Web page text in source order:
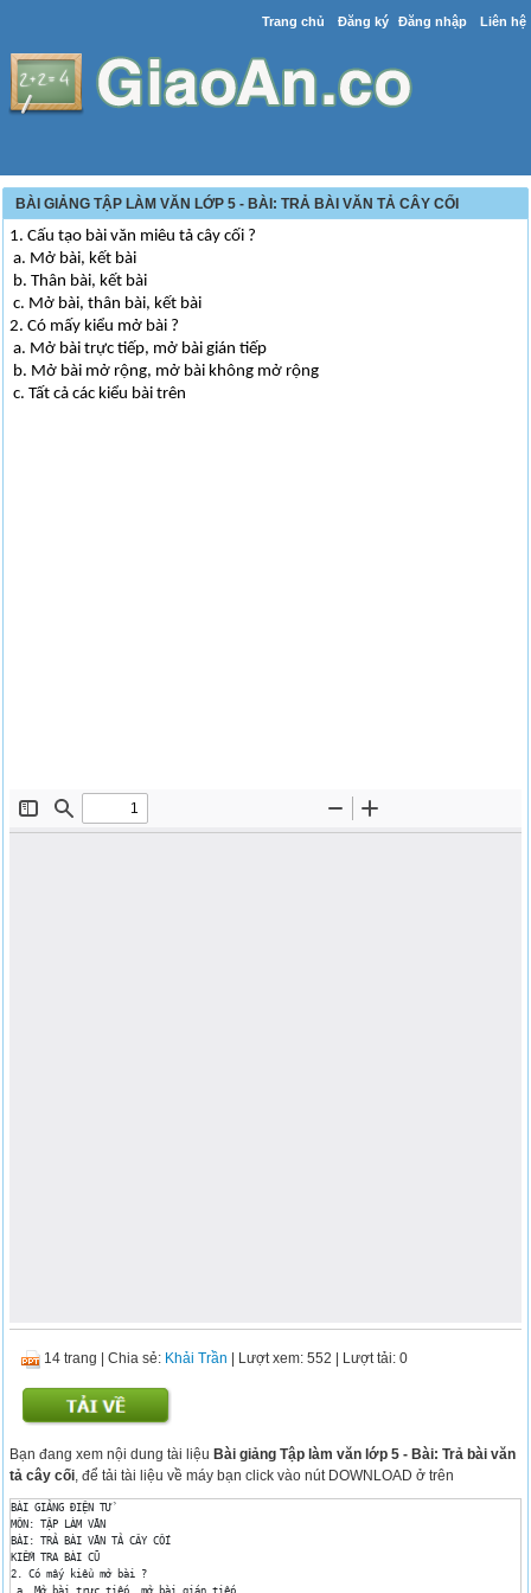
Trang chủ Đăng ký Đăng nhập Liên hệ
BÀI GIẢNG TẬP LÀM VĂN LỚP 5 - BÀI: TRẢ BÀI VĂN TẢ CÂY CỐI
1. Cấu tạo bài văn miêu tả cây cối ?
a. Mở bài, kết bài
b. Thân bài, kết bài
c. Mở bài, thân bài, kết bài
2. Có mấy kiểu mở bài ?
a. Mở bài trực tiếp, mở bài gián tiếp
b. Mở bài mở rộng, mở bài không mở rộng
c. Tất cả các kiểu bài trên
14 trang |Chia sẻ: Khải Trần | Lượt xem: 552 | Lượt tải: 0
Bạn đang xem nội dung tài liệuBài giảng Tập làm văn lớp 5 - Bài: Trả bài văn
tả cây cối , để tải tài liệu về máy bạn click vào nút DOWNLOAD ở trên
BÀI GIẢNG ĐIỆN TỬ
MÔN: TẬP LÀM VĂN
BÀI: TRẢ BÀI VĂN TẢ CÂY CỐI
KIỂM TRA BÀI CŨ
2. Có mấy kiểu mở bài ?
a. Mở bài trực tiếp, mở bài gián tiếp